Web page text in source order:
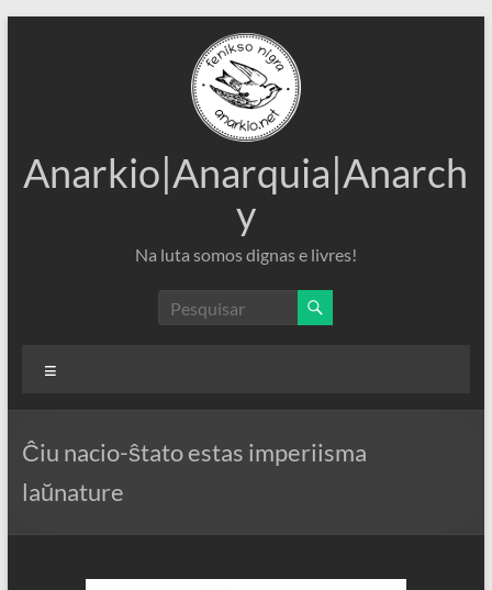
Anarkio|Anarquia|Anarch
y
Na luta somos dignas e livres!
Ĉiu nacio-ŝtato estas imperiisma
laŭnature